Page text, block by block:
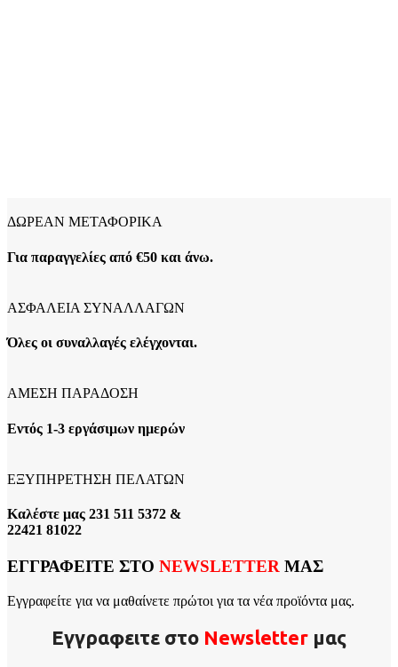
ΔΩΡΕΑΝ ΜΕΤΑΦΟΡΙΚΑ
Για παραγγελίες από €50 και άνω.
ΑΣΦΑΛΕΙΑ ΣΥΝΑΛΛΑΓΩΝ
Όλες οι συναλλαγές ελέγχονται.
ΑΜΕΣΗ ΠΑΡΑΔΟΣΗ
Εντός 1-3 εργάσιμων ημερών
ΕΞΥΠΗΡΕΤΗΣΗ ΠΕΛΑΤΩΝ
Καλέστε μας 231 511 5372 &
22421 81022
ΕΓΓΡΑΦΕΙΤΕ ΣΤΟ NEWSLETTER ΜΑΣ
Εγγραφείτε για να μαθαίνετε πρώτοι για τα νέα προϊόντα μας.
Εγγραφειτε στο Νewsletter μας